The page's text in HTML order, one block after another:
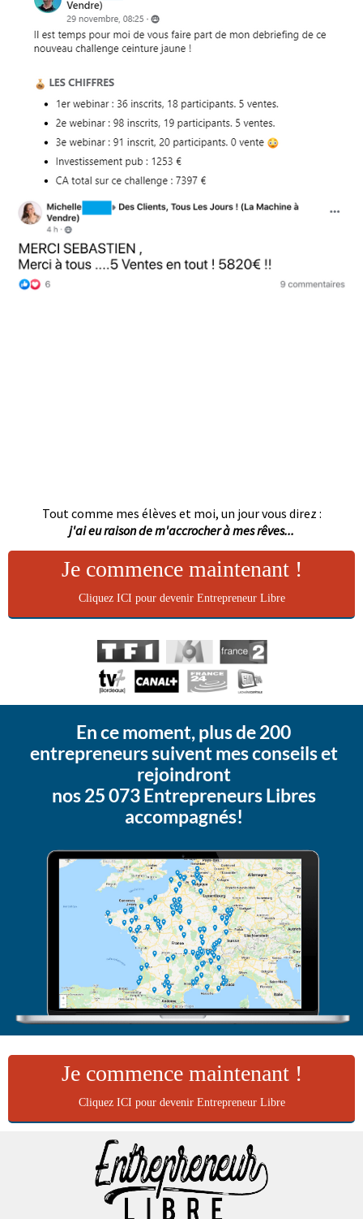
Tout comme mes élèves et moi, un jour vous direz :
j'ai eu raison de m'accrocher à mes rêves...
Je commence maintenant !
Cliquez ICI pour devenir Entrepreneur Libre
En ce moment, plus de 200
entrepreneurs suivent mes conseils et
rejoindront
nos 25 073 Entrepreneurs Libres
accompagnés!
Je commence maintenant !
Cliquez ICI pour devenir Entrepreneur Libre